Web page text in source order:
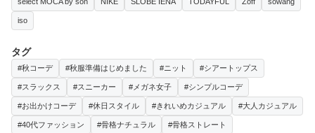
iso
タグ
#秋コーデ #秋服準備はじめました #ニット #シアートップス
#スラックス #スニーカー #メガネ女子 #シンプルコーデ
#お出かけコーデ #休日スタイル #きれいめカジュアル #大人カジュアル
#40代ファッション #骨格ナチュラル #骨格ストレート